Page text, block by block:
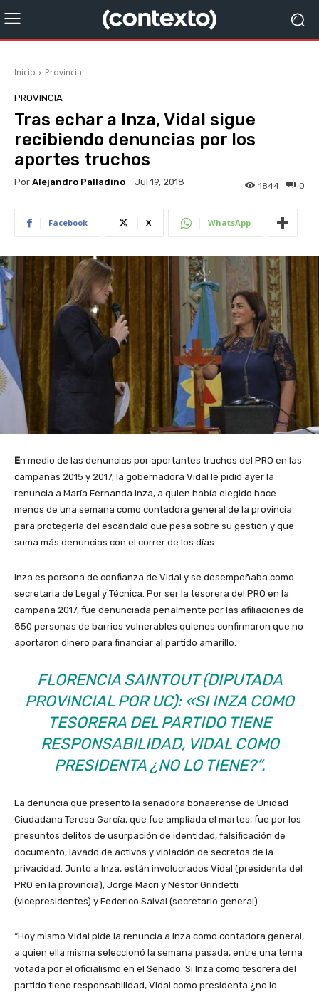
Inicio Provincia
PROVINCIA
Tras echar a Inza, Vidal sigue
recibiendo denuncias por los
aportes truchos
Por Alejandro Palladino Jul 19, 2018 0
1844
Facebook X WhatsApp
En medio de las denuncias por aportantes truchos del PRO en las
campañas 2015 y 2017, la gobernadora Vidal le pidió ayer la
renuncia a María Fernanda Inza, a quien había elegido hace
menos de una semana como contadora general de la provincia
para protegerla del escándalo que pesa sobre su gestión y que
suma más denuncias con el correr de los días.
Inza es persona de confianza de Vidal y se desempeñaba como
secretaria de Legal y Técnica. Por ser la tesorera del PRO en la
campaña 2017, fue denunciada penalmente por las afiliaciones de
850 personas de barrios vulnerables quienes confirmaron que no
aportaron dinero para financiar al partido amarillo.
FLORENCIA SAINTOUT (DIPUTADA
PROVINCIAL POR UC): «SI INZA COMO
TESORERA DEL PARTIDO TIENE
RESPONSABILIDAD, VIDAL COMO
PRESIDENTA ¿NO LO TIENE?”.
La denuncia que presentó la senadora bonaerense de Unidad
Ciudadana Teresa García, que fue ampliada el martes, fue por los
presuntos delitos de usurpación de identidad, falsificación de
documento, lavado de activos y violación de secretos de la
privacidad. Junto a Inza, están involucrados Vidal (presidenta del
PRO en la provincia), Jorge Macri y Néstor Grindetti
(vicepresidentes) y Federico Salvai (secretario general).
“Hoy mismo Vidal pide la renuncia a Inza como contadora general,
a quien ella misma seleccionó la semana pasada, entre una terna
votada por el oficialismo en el Senado. Si Inza como tesorera del
partido tiene responsabilidad, Vidal como presidenta ¿no lo